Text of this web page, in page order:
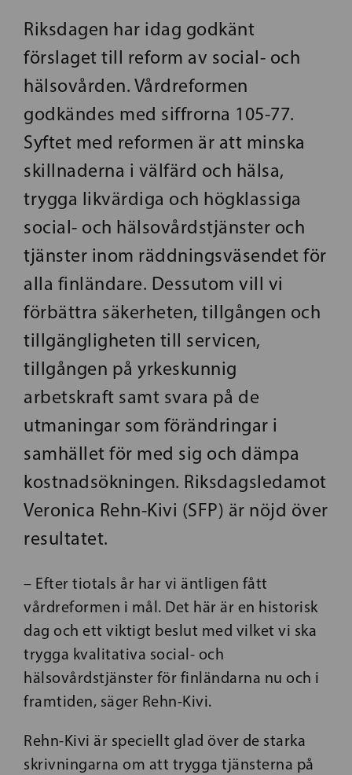
Riksdagen har idag godkänt
förslaget till reform av social- och
hälsovården. Vårdreformen
godkändes med siffrorna 105-77.
Syftet med reformen är att minska
skillnaderna i välfärd och hälsa,
trygga likvärdiga och högklassiga
social- och hälsovårdstjänster och
tjänster inom räddningsväsendet för
alla finländare. Dessutom vill vi
förbättra säkerheten, tillgången och
tillgängligheten till servicen,
tillgången på yrkeskunnig
arbetskraft samt svara på de
utmaningar som förändringar i
samhället för med sig och dämpa
kostnadsökningen. Riksdagsledamot
Veronica Rehn-Kivi (SFP) är nöjd över
resultatet.
– Efter tiotals år har vi äntligen fått
vårdreformen i mål. Det här är en historisk
dag och ett viktigt beslut med vilket vi ska
trygga kvalitativa social- och
hälsovårdstjänster för finländarna nu och i
framtiden, säger Rehn-Kivi.
Rehn-Kivi är speciellt glad över de starka
skrivningarna om att trygga tjänsterna på